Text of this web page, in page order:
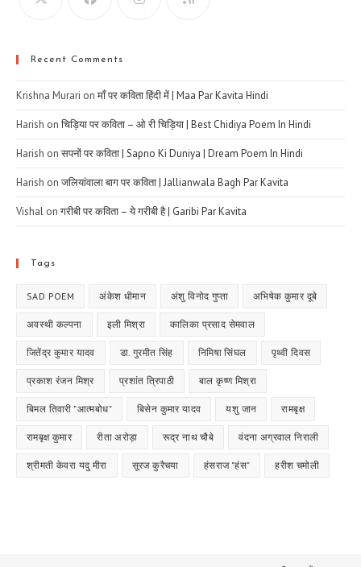
Recent Comments
Krishna Murari onमाँ पर कविता हिंदी में | Maa Par Kavita Hindi
Harish onचिड़िया पर कविता – ओ री चिड़िया | Best Chidiya Poem In Hindi
Harish onसपनों पर कविता | Sapno Ki Duniya | Dream Poem In Hindi
Harish onजलियांवाला बाग पर कविता | Jallianwala Bagh Par Kavita
Vishal onगरीबी पर कविता – ये गरीबी है | Garibi Par Kavita
Tags
SAD POEM अंकेश धीमान अंशु विनोद गुप्ता अभिषेक कुमार दूबे
अवस्थी कल्पना इली मिश्रा कालिका प्रसाद सेमवाल
जितेंद्र कुमार यादव डा. गुरमीत सिंह निमिषा सिंघल पृथ्वी दिवस
प्रकाश रंजन मिश्र प्रशांत त्रिपाठी बाल कृष्ण मिश्रा
बिमल तिवारी "आत्मबोध" बिसेन कुमार यादव यशु जान रामबृक्ष
रामबृक्ष कुमार रीता अरोड़ा रूद्र नाथ चौबे वंदना अग्रवाल निराली
श्रीमती केवरा यदु मीरा सूरज कुरैचया हंसराज "हंस" हरीश चमोली